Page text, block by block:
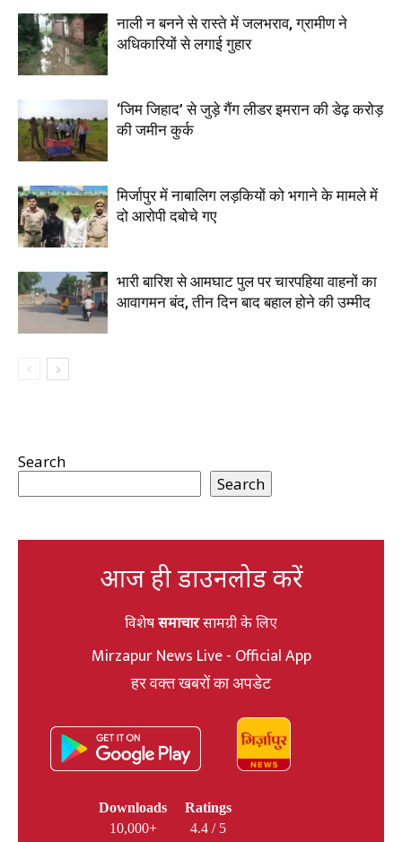
नाली न बनने से रास्ते में जलभराव, ग्रामीण ने
अधिकारियों से लगाई गुहार
‘जिम जिहाद’ से जुड़े गैंग लीडर इमरान की डेढ़ करोड़
की जमीन कुर्क
मिर्जापुर में नाबालिग लड़कियों को भगाने के मामले में
दो आरोपी दबोचे गए
भारी बारिश से आमघाट पुल पर चारपहिया वाहनों का
आवागमन बंद, तीन दिन बाद बहाल होने की उम्मीद
Search
Search
आज ही डाउनलोड करें
विशेषसमाचारसामग्री के लिए
Mirzapur News Live - Official App
हर वक्त खबरों का अपडेट
Downloads
10,000+
Ratings
4.4 / 5